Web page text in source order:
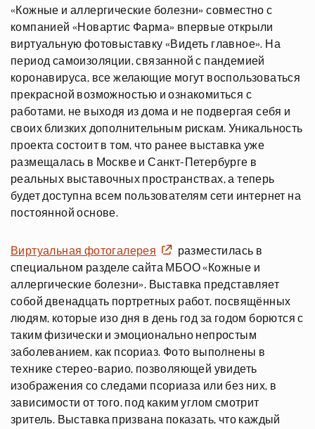
«Кожные и аллергические болезни» совместно с
компанией «Новартис Фарма» впервые открыли
виртуальную фотовыставку «Видеть главное». На
период самоизоляции, связанной с пандемией
коронавируса, все желающие могут воспользоваться
прекрасной возможностью и ознакомиться с
работами, не выходя из дома и не подвергая себя и
своих близких дополнительным рискам. Уникальность
проекта состоит в том, что ранее выставка уже
размещалась в Москве и Санкт-Петербурге в
реальных выставочных пространствах, а теперь
будет доступна всем пользователям сети интернет на
постоянной основе.
Виртуальная фотогалерея
разместилась в
специальном разделе сайта МБОО «Кожные и
аллергические болезни». Выставка представляет
собой двенадцать портретных работ, посвящённых
людям, которые изо дня в день год за годом борются с
таким физически и эмоционально непростым
заболеванием, как псориаз. Фото выполнены в
технике стерео-варио, позволяющей увидеть
изображения со следами псориаза или без них, в
зависимости от того, под каким углом смотрит
зритель. Выставка призвана показать, что каждый